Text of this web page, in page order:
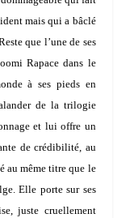
mais qui a bâclé
que l’une de ses
Rapace dans le
à ses pieds en
de la trilogie
et lui offre un
de crédibilité, au
au même titre que le
Elle porte sur ses
juste cruellement